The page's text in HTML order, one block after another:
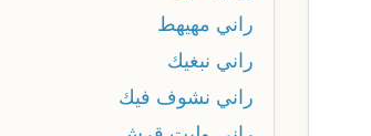
راني مهيهط
راني نبغيك
راني نشوف فيك